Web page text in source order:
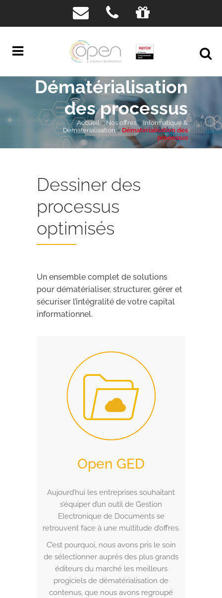
Dématérialisation
des processus
Accueil» Nos offres» Informatique &
Dématérialisation» Dématérialisation des
processus
Dessiner des
processus
optimisés
Un ensemble complet de solutions
pour dématérialiser, structurer, gérer et
sécuriser l’intégralité de votre capital
informationnel.
Open GED
Aujourd’hui les entreprises souhaitant
s’équiper d’un outil de Gestion
Electronique de Documents se
retrouvent face à une multitude d’offres.
C’est pourquoi, nous avons pris le soin
de sélectionner auprès des plus grands
éditeurs du marché les meilleurs
progiciels de dématérialisation de
contenus, que nous avons regroupé